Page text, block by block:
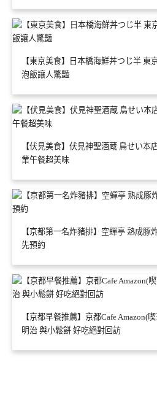
【東京美食】日本橋海鮮丼つじ半 東
泡飯讓人驚豔
【伏見美食】伏見神聖酒蔵 鳥せい本
業午餐超美味
【京都第一名炸豬排】空蟬亭 熟成豚
先預約
【京都早餐推薦】京都Cafe Amazon(
明治 與小鬆餅 好吃絕對回訪